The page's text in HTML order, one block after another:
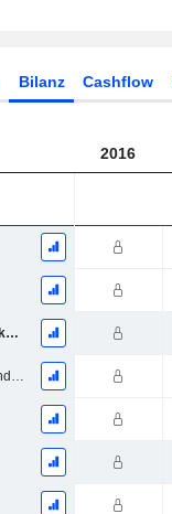
Bilanz Cashflow
2016
Gesamtsumme an Bargeld und kurzfristigen Investitionen
Forderungen aus Lieferungen und Leistungen, Gesamt